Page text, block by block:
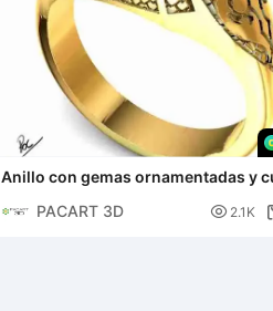
Anillo con gemas ornamentadas y
PACART 3D
 2.1K